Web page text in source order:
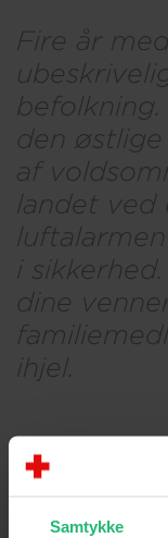
Samtykke
Fire år
den
af
landet ved
i
dine
ihjel.